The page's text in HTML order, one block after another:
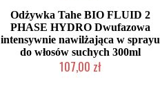
Odżywka Tahe BIO FLUID 2
PHASE HYDRO Dwufazowa
intensywnie nawilżająca w sprayu
do włosów suchych 300ml
107,00 zł